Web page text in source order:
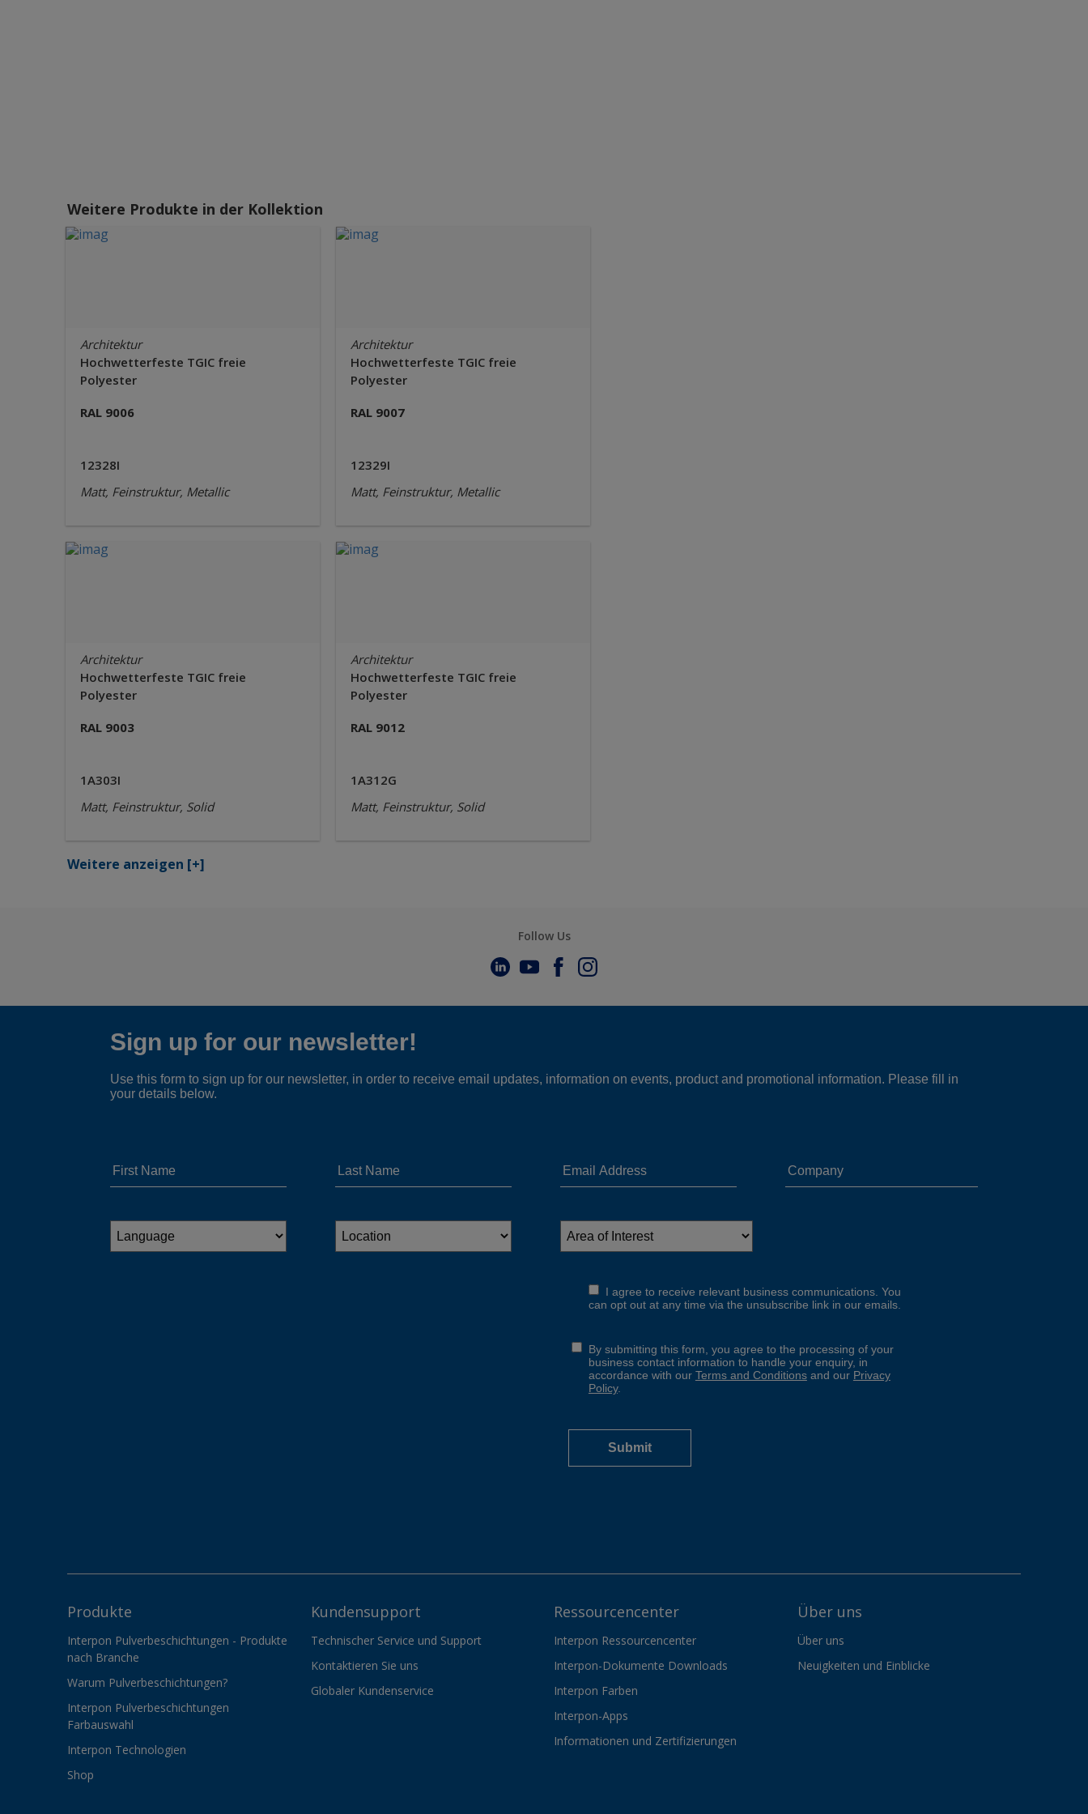
Weitere Produkte in der Kollektion
Architektur
Hochwetterfeste TGIC freie
Polyester
RAL 9006
12328I
Matt, Feinstruktur, Metallic
Architektur
Hochwetterfeste TGIC freie
Polyester
RAL 9007
12329I
Matt, Feinstruktur, Metallic
Architektur
Hochwetterfeste TGIC freie
Polyester
RAL 9003
1A303I
Matt, Feinstruktur, Solid
Architektur
Hochwetterfeste TGIC freie
Polyester
RAL 9012
1A312G
Matt, Feinstruktur, Solid
Weitere anzeigen [+]
Follow Us
Produkte
Interpon Pulverbeschichtungen - Produkte
nach Branche
Warum Pulverbeschichtungen?
Interpon Pulverbeschichtungen
Farbauswahl
Interpon Technologien
Shop
Kundensupport
Technischer Service und Support
Kontaktieren Sie uns
Globaler Kundenservice
Ressourcencenter
Interpon Ressourcencenter
Interpon-Dokumente Downloads
Interpon Farben
Interpon-Apps
Informationen und Zertifizierungen
Über uns
Über uns
Neuigkeiten und Einblicke